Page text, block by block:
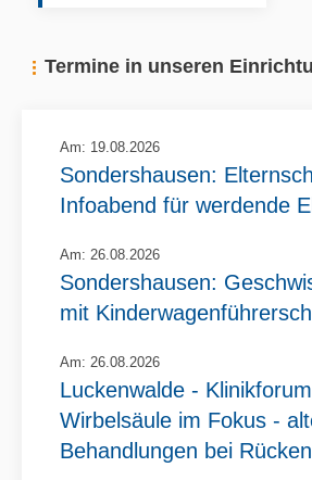
Termine in unseren
Am: 19.08.2026
Sondershausen:
Infoabend für werdende
Am: 26.08.2026
Sondershausen:
mit
Am: 26.08.2026
Luckenwalde -
Wirbelsäule im Fokus -
Behandlungen bei